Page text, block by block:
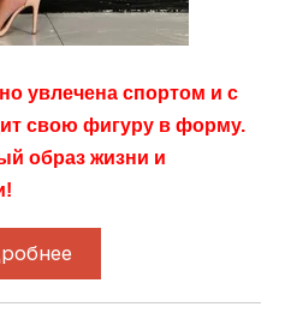
увлечена спортом и с
свою фигуру в форму.
образ жизни и